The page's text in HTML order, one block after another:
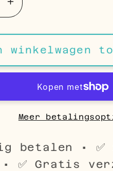
Aantal
verhogen
voor
Bicolor
RVS
Oorringen
Mat
Zilver
Goudkleurige
Streep
winkelwagen
Meer
betalen • ✅
✅ Gratis